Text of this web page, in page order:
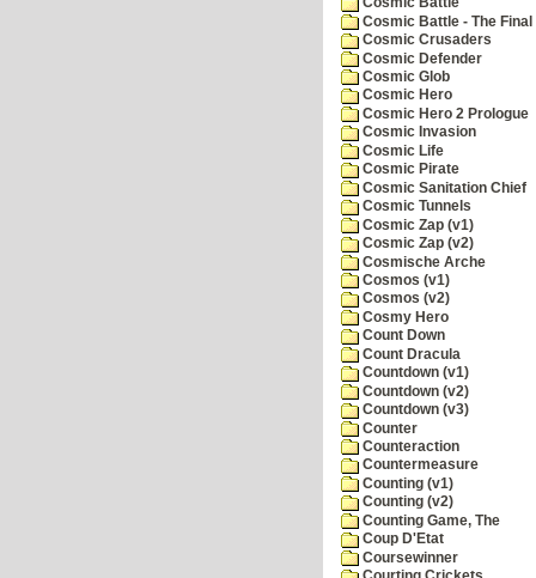
Cosmic Battle - The
Cosmic Crusaders
Cosmic Defender
Cosmic Glob
Cosmic Hero
Cosmic Hero 2 Prologue
Cosmic Invasion
Cosmic Life
Cosmic Pirate
Cosmic Sanitation Chief
Cosmic Tunnels
Cosmic Zap (v1)
Cosmic Zap (v2)
Cosmische Arche
Cosmos (v1)
Cosmos (v2)
Cosmy Hero
Count Down
Count Dracula
Countdown (v1)
Countdown (v2)
Countdown (v3)
Counter
Counteraction
Countermeasure
Counting (v1)
Counting (v2)
Counting Game, The
Coup D'Etat
Coursewinner